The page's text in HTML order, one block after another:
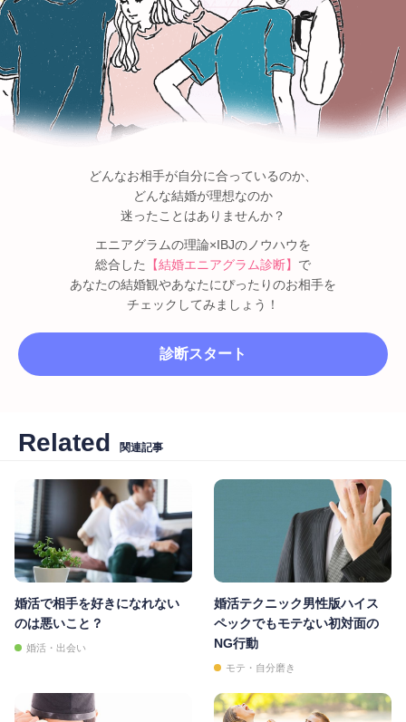
どんなお相手が自分に合っているのか、
どんな結婚が理想なのか
迷ったことはありませんか？
エニアグラムの理論×IBJのノウハウを
総合した
【結婚エニアグラム診断】 で
あなたの結婚観やあなたにぴったりのお相手を
チェックしてみましょう！
診断スタート
Related 関連記事
婚活で相手を好きになれない
のは悪いこと？
婚活・出会い
婚活テクニック男性版ハイス
ペックでもモテない初対面の
NG行動
モテ・自分磨き